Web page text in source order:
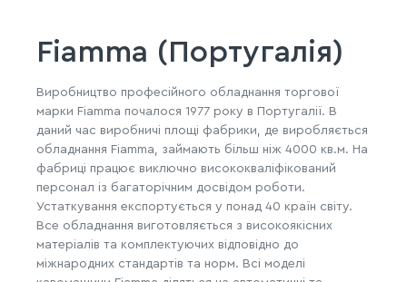
Fiamma (Португалія)
Виробництво професійного обладнання торгової
марки Fiamma почалося 1977 року в Португалії. В
даний час виробничі площі фабрики, де виробляється
обладнання Fiamma, займають більш ніж 4000 кв.м. На
фабриці працює виключно висококваліфікований
персонал із багаторічним досвідом роботи.
Устаткування експортується у понад 40 країн світу.
Все обладнання виготовляється з високоякісних
матеріалів та комплектуючих відповідно до
міжнародних стандартів та норм. Всі моделі